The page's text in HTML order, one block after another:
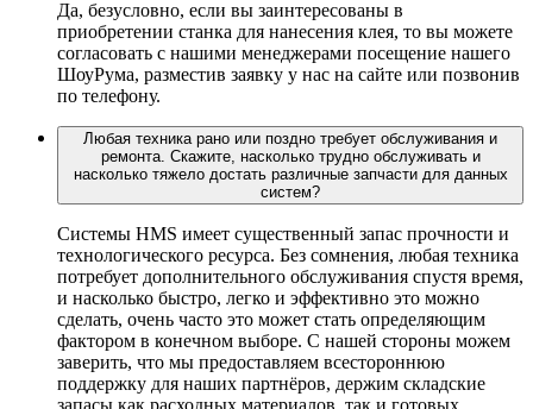
Да, безусловно, если вы заинтересованы в
приобретении станка для нанесения клея, то вы можете
согласовать с нашими менеджерами посещение нашего
ШоуРума, разместив заявку у нас на сайте или позвонив
по телефону.
Любая техника рано или поздно требует обслуживания и
ремонта. Скажите, насколько трудно обслуживать и
насколько тяжело достать различные запчасти для данных
систем?
Системы HMS имеет существенный запас прочности и
технологического ресурса. Без сомнения, любая техника
потребует дополнительного обслуживания спустя время,
и насколько быстро, легко и эффективно это можно
сделать, очень часто это может стать определяющим
фактором в конечном выборе. С нашей стороны можем
заверить, что мы предоставляем всестороннюю
поддержку для наших партнёров, держим складские
запасы как расходных материалов, так и готовых